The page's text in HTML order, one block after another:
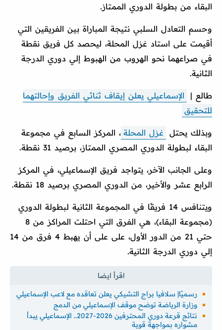
البقاء من بطولة الدوري الممتاز.
وحسم التعادل السلبي نتيجة المباراة بين الفريقين التي
أقيمت على استاد غزل المحلة، ليحصد كل فريق نقطة
في صراعهما نحو الهروب من الهبوط إلي دوري الدرجة
الثانية.
طالع |
الإسماعيلي يعلن إيقاف ثنائي الفريق وإحالتهما
للتحقيق
وبذلك يحتل غزل المحلة ، المركز السابع في مجموعة
البقاء لبطولة الدوري المصري الممتاز، برصيد 31 نقطة.
وعلى الجانب الآخر، يتواجد فريق الإسماعيلي، في المركز
الرابع عشر والأخير، من الدوري المصري برصيد 18 نقطة.
ويتنافس 14 فريقًا في المجموعة الثانية لبطولة الدوري
(مجموعة البقاء)، هي الفرق التي احتلت المراكز من 8
حتي 21 من الدور الأول، على على أن يهبط 4 فرق من 14
إلي دوري الدرجة الثانية.
رسميًا| سلافيا براج التشيكي يعلن تعاقده مع لاعب الإسماعيلي
وزارة الرياضة توضح موقف الإسماعيلي من الدمج
نتائج قرعة دوري المحترفين 2026-2027.. الإسماعيلي يبدأ
مشواره بمواجهة قوية